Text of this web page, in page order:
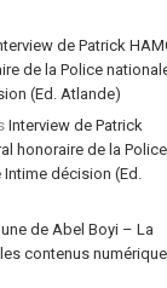
de Patrick
de la Police
(Ed. Atlande)
Interview de Patrick
honoraire de la Police
Intime décision (Ed.
de Abel Boyi – La
contenus